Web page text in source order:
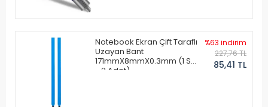
Notebook Ekran Çift Taraflı
Uzayan Bant
171mmX8mmX0.3mm (1 Set
- 2 Adet)
%63 indirim
227,76 TL
85,41 TL